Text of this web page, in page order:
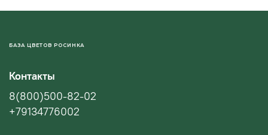
БАЗА ЦВЕТОВ РОСИНКА
Контакты
8(800)500-82-02
+79134776002